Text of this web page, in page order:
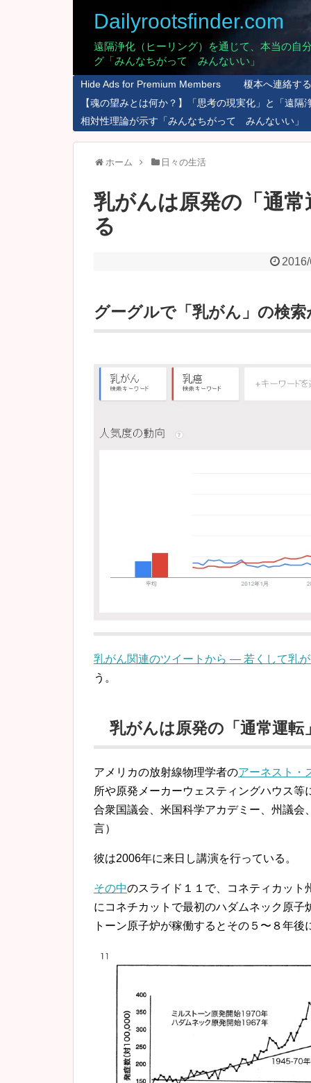
Dailyrootsfinder.com
遠隔浄化（ヒーリング）を通じて、本当の
グ「みんなちがって みんないい」
Hide Ads for Premium Members
榎本へ連絡す
【魂の望みとは何か？】「思考の現実化」と「遠隔
相対性理論が示す「みんなちがって みんないい」
ホーム 日々の生活
乳がんは原発の「通
る
グーグルで「乳がん」の検
乳がん関連のツイートから — 若くして乳
う。
乳がんは原発の「通常運転
アメリカの放射線物理学者のアーネスト・
所や原発メーカーウェスティングハウス
合衆国議会、米国科学アカデミー、州議
言）
彼は2006年に来日し講演を行っている。
その中のスライド１１で、コネティカット
にコネチカットで最初のハダムネック原
トーン原子炉が稼働するとその５〜８年